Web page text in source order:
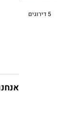
5 דירוגים